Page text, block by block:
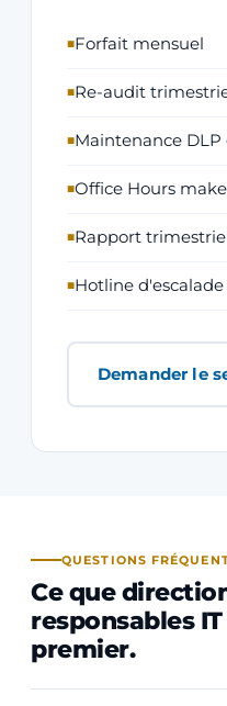
Forfait mensuel
Re-audit
Maintenance
Office Hours
Rapport
Hotline
Demander le
QUESTIONS
Ce que
responsables
premier.